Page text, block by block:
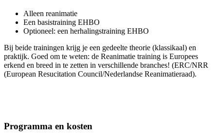
Alleen reanimatie
Een basistraining EHBO
Optioneel: een herhalingstraining EHBO
Bij beide trainingen krijg je een gedeelte theorie (klassikaal) en
praktijk. Goed om te weten: de Reanimatie training is Europees
erkend en breed in te zetten in verschillende branches! (ERC/NRR
(European Resucitation Council/Nederlandse Reanimatieraad).
Programma en kosten